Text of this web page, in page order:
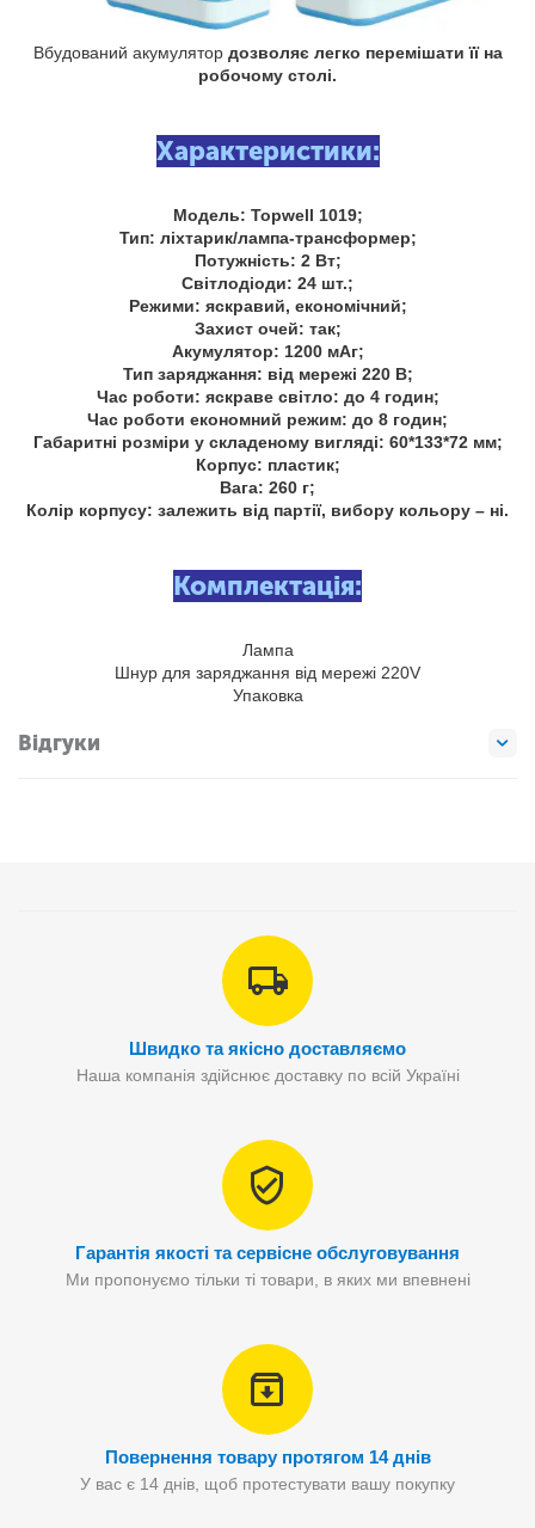
Вбудований акумулятор дозволяє легко перемішати її на
робочому столі.
Характеристики:
Модель: Topwell 1019;
Тип: ліхтарик/лампа-трансформер;
Потужність: 2 Вт;
Світлодіоди: 24 шт.;
Режими: яскравий, економічний;
Захист очей: так;
Акумулятор: 1200 мАг;
Тип заряджання: від мережі 220 В;
Час роботи: яскраве світло: до 4 годин;
Час роботи економний режим: до 8 годин;
Габаритні розміри у складеному вигляді: 60*133*72 мм;
Корпус: пластик;
Вага: 260 г;
Колір корпусу: залежить від партії, вибору кольору – ні.
Комплектація:
Лампа
Шнур для заряджання від мережі 220V
Упаковка
Відгуки
Швидко та якісно доставляємо
Наша компанія здійснює доставку по всій Україні
Гарантія якості та сервісне обслуговування
Ми пропонуємо тільки ті товари, в яких ми впевнені
Повернення товару протягом 14 днів
У вас є 14 днів, щоб протестувати вашу покупку